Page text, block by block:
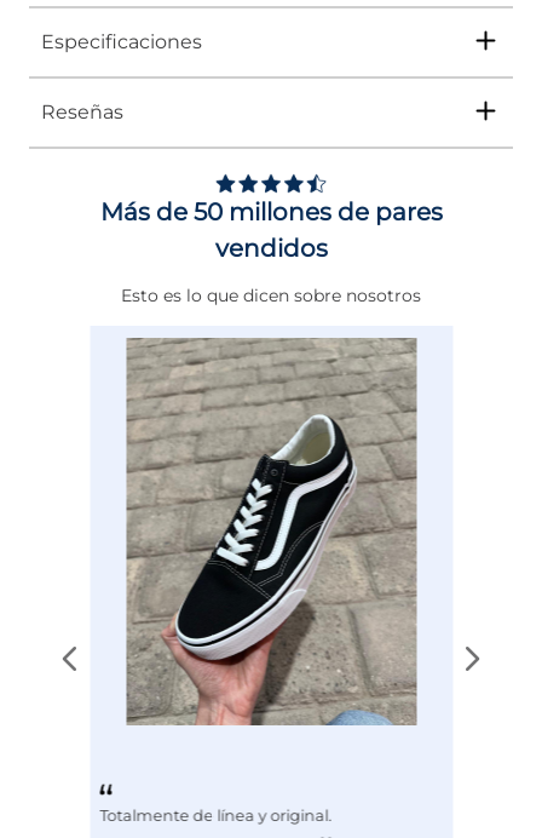
Especificaciones
Tipo
Género Hombre
DE 0 A 4 cms
NORMAL
NEGRO
BÁSQUET
Reseñas
Más de 50 millones de pares
vendidos
Esto es lo que dicen sobre nosotros
Totalmente de línea y original.